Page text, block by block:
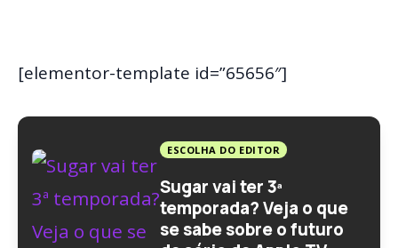
[elementor-template id=”65656″]
ESCOLHA DO EDITOR
Sugar vai ter 3ª
temporada? Veja o que
se sabe sobre o futuro